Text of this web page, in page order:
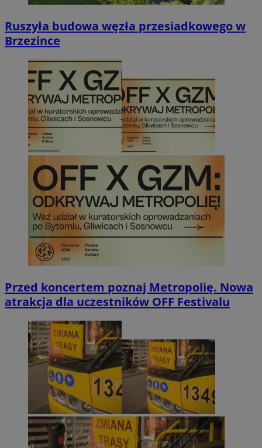
Ruszyła budowa węzła przesiadkowego w
Brzezince
Przed koncertem poznaj Metropolię. Nowa
atrakcja dla uczestników OFF Festivalu